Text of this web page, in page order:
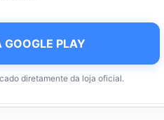
GOOGLE PLAY
diretamente da loja oficial.